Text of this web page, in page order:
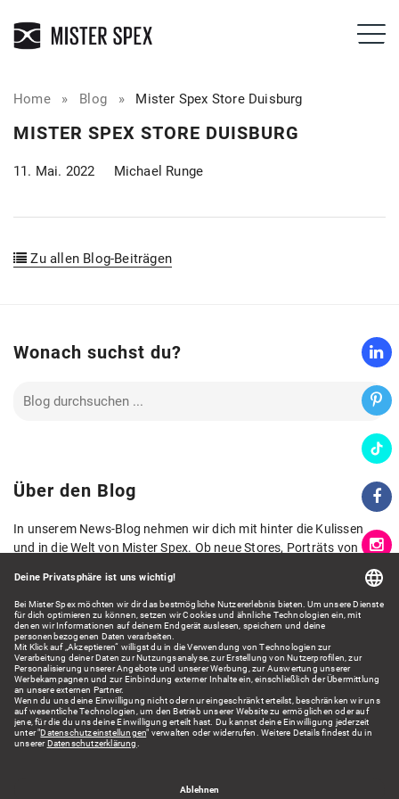
Home» Blog » Mister Spex Store Duisburg
MISTER SPEX STORE DUISBURG
11. Mai. 2022 Michael Runge
Zu allen Blog-Beiträgen
Wonach suchst du?
Über den Blog
In unserem News-Blog nehmen wir dich mit hinter die Kulissen
und in die Welt von Mister Spex. Ob neue Stores, Porträts von
Fakten aus der Welt der Augenoptik: Hier lernst du Mister Spex
aus verschiedenen Blickwinkeln kennen und erhältst spannende
Einblicke.
Wir freuen uns auf dein Feedback!
Kontakt: presse@misterspex.de